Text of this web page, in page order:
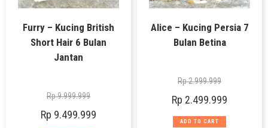
Furry – Kucing British
Short Hair 6 Bulan
Jantan
Rp9.999.999
Rp 9.499.999
Alice – Kucing Persia 7
Bulan Betina
Rp2.999.999
Rp 2.499.999
ADD TO CART